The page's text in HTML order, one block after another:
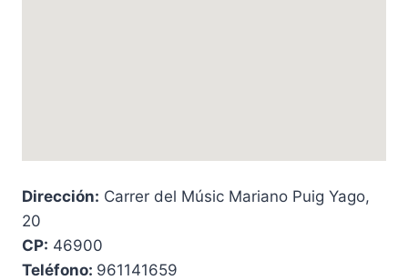
Dirección: Carrer del Músic Mariano Puig Yago,
20
CP: 46900
Teléfono: 961141659